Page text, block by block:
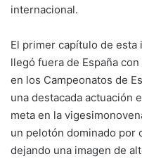
internacional.
El primer capítulo de
llegó fuera de España
en los Campeonatos de
una destacada actuación
meta en la
un pelotón dominado por
dejando una imagen de